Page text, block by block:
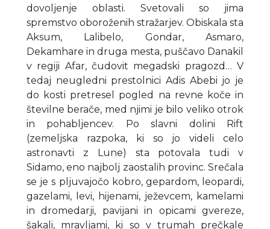
dovoljenje oblasti. Svetovali so jima
spremstvo oboroženih stražarjev. Obiskala sta
Aksum, Lalibelo, Gondar, Asmaro,
Dekamhare in druga mesta, puščavo Danakil
v regiji Afar, čudovit megadski pragozd… V
tedaj neugledni prestolnici Adis Abebi jo je
do kosti pretresel pogled na revne koče in
številne berače, med njimi je bilo veliko otrok
in pohabljencev. Po slavni dolini Rift
(zemeljska razpoka, ki so jo videli celo
astronavti z Lune) sta potovala tudi v
Sidamo, eno najbolj zaostalih provinc. Srečala
se je s pljuvajočo kobro, gepardom, leopardi,
gazelami, levi, hijenami, ježevcem, kamelami
in dromedarji, pavijani in opicami gvereze,
šakali, mravljami, ki so v trumah prečkale